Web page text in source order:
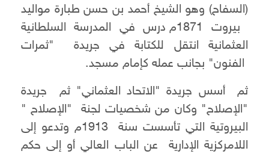
(السفاح) وهو الشيخ أحمد بن حسن طبارة مواليد
بيروت 1871م درس في المدرسة السلطانية
العثمانية انتقل للكتابة في جريدة "ثمرات
الفنون" بجانب عمله كإمام مسجد.
ثم أسس جريدة "الاتحاد العثماني" ثم جريدة
"الإصلاح" وكان من شخصيات لجنة "الإصلاح "
البيروتية التي تأسست سنة 1913م وتدعو إلى
اللامركزية الإدارية عن الباب العالي أو إلى حكم